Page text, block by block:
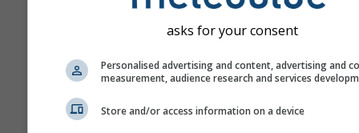
сітки можна знайти
із координатами.
відображає
щоденні агрегації
asks for your consent
Personalised advertising and content, advertising and
measurement, audience research and services
Store and/or access information on a device